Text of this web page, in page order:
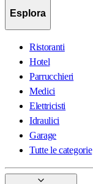
Esplora
Ristoranti
Hotel
Parrucchieri
Medici
Elettricisti
Idraulici
Garage
Tutte le categorie